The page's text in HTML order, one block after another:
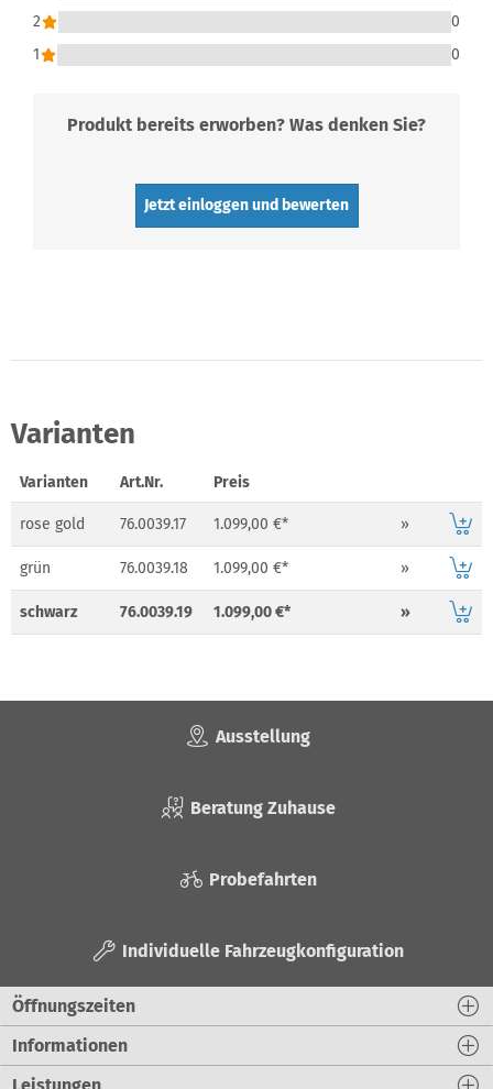
2
0
1
0
Produkt bereits erworben? Was denken Sie?
Jetzt einloggen und bewerten
Varianten
Varianten Art.Nr. Preis
rose gold 76.0039.17 1.099,00 €* »
grün 76.0039.18 1.099,00 €* »
schwarz 76.0039.19 1.099,00 €* »
Ausstellung
Beratung Zuhause
Probefahrten
Individuelle Fahrzeugkonfiguration
Öffnungszeiten
Informationen